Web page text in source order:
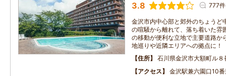
3.8 777件
金沢市内中心部と郊外のちょうど
の喧騒から離れて、落ち着いた雰
の移動が便利な立地で主要道路か
地巡りや近隣エリアへの拠点に！
住所
石川県金沢市大額町ル８
アクセス
金沢駅兼六園口10